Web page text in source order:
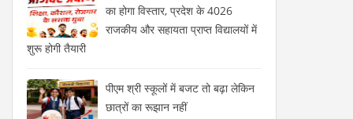
का होगा विस्तार, प्रदेश के 4026
राजकीय और सहायता प्राप्त विद्यालयों में
शुरू होगी तैयारी
पीएम श्री स्कूलों में बजट तो बढ़ा लेकिन
छात्रों का रूझान नहीं